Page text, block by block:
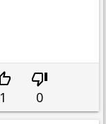
1 0